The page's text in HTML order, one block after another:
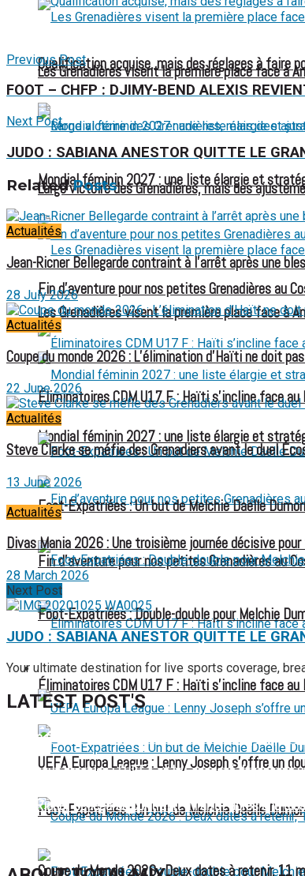
Qualification acquise, mais des réglages à faire
Large victoire des Grenadières, mais des
Les Grenadières visent la première place face à
Mondial féminin 2027 : une liste élargie et
Fin d’aventure pour nos petites Grenadières au
Éliminatoires CDM U17 F : Haïti s’incline face
Foot-Expatriées : Un but de Melchie Daëlle
Les Grenadières visent la première place face à
Mondial féminin 2027 : une liste élargie et
Fin d’aventure pour nos petites Grenadières au
Éliminatoires CDM U17 F : Haïti s’incline face
Foot-Expatriées : Un but de Melchie Daëlle
Foot-Expatriées : Double-double pour Melchie
FOOT EXPATRIÉS
UEFA Europa League : Lenny Joseph s’offre un
Coupe du Monde 2026 : Deux dates à retenir, 11
Previous Post
FOOT – CHFP : DJIMY-BEND ALEXIS
Next Post
JUDO : SABIANA ANESTOR QUITTE LE
RelatedPosts
Actualités
Jean-Ricner Bellegarde contraint à l’arrêt après une
28 July 2026
Actualités
Coupe du monde 2026 : L’élimination d’Haïti ne doit
22 June 2026
Actualités
Steve Clarke se méfie des Grenadiers avant le duel
13 June 2026
Actualités
Divas Mania 2026 : Une troisième journée décisive
28 March 2026
Next Post
JUDO : SABIANA ANESTOR QUITTE LE
Your ultimate destination for live sports coverage,
LATEST POST'S
52 ans du Baltimore SC : une célébration marquée par
FIFA sous pression : l’UEFA et la Concacaf dénoncent
Jean-Ricner Bellegarde contraint à l’arrêt après une